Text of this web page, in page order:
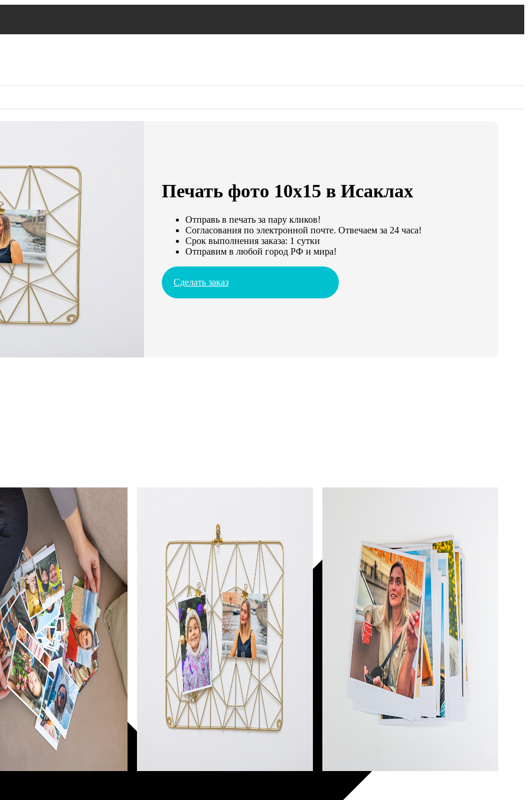
Печать фото 10х15 в Исаклах
Отправь в печать за пару кликов!
Согласования по электронной почте. Отвечаем за 24 часа!
Срок выполнения заказа: 1 сутки
Отправим в любой город РФ и мира!
Сделать заказ